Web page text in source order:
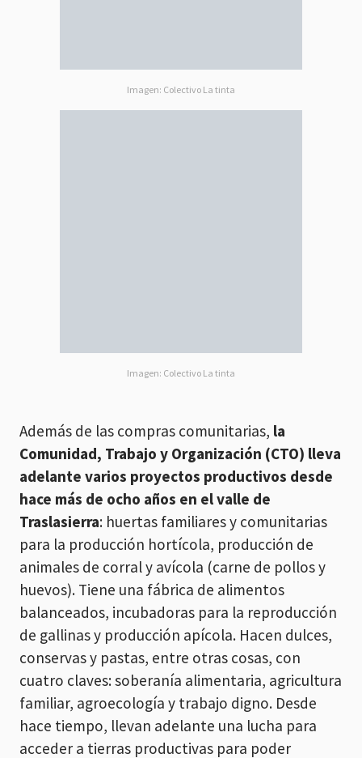
Imagen: Colectivo La tinta
Imagen: Colectivo La tinta
Además de las compras comunitarias, la
Comunidad, Trabajo y Organización (CTO) lleva
adelante varios proyectos productivos desde
hace más de ocho años en el valle de
Traslasierra: huertas familiares y comunitarias
para la producción hortícola, producción de
animales de corral y avícola (carne de pollos y
huevos). Tiene una fábrica de alimentos
balanceados, incubadoras para la reproducción
de gallinas y producción apícola. Hacen dulces,
conservas y pastas, entre otras cosas, con
cuatro claves: soberanía alimentaria, agricultura
familiar, agroecología y trabajo digno. Desde
hace tiempo, llevan adelante una lucha para
acceder a tierras productivas para poder